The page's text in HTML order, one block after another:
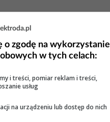
o zgodę na wykorzystanie
w tych celach:
i treści, pomiar reklam i treści,
usług
na urządzeniu lub dostęp do nich